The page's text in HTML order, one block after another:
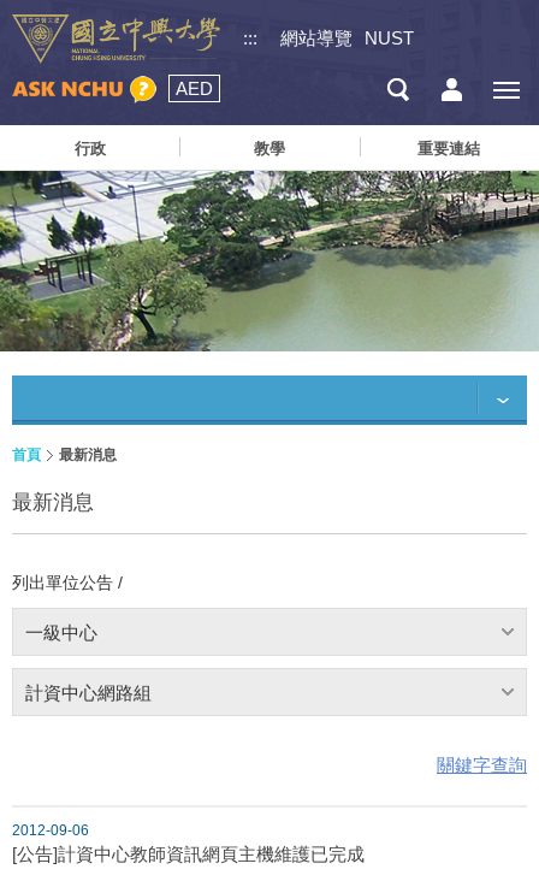
::: 網站導覽 NUST
AED
行政 教學 重要連結
首頁 最新消息
最新消息
列出單位公告 /
一級中心
計資中心網路組
關鍵字查詢
2012-09-06
[公告]計資中心教師資訊網頁主機維護已完成